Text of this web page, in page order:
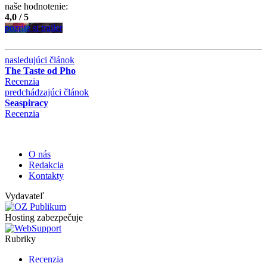
naše hodnotenie:
4,0 / 5
pozrite si trailer
nasledujúci článok
The Taste od Pho
Recenzia
predchádzajúci článok
Seaspiracy
Recenzia
O nás
Redakcia
Kontakty
Vydavateľ
Hosting zabezpečuje
Rubriky
Recenzia